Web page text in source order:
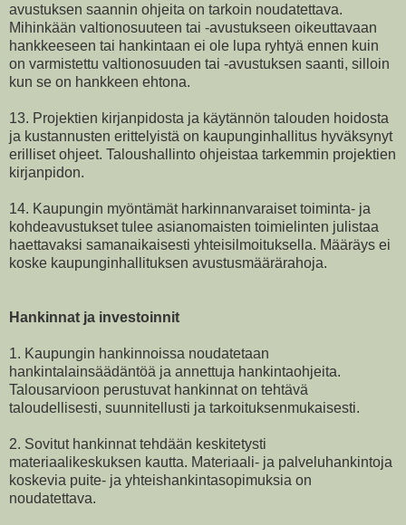
avustuksen saannin ohjeita on tarkoin noudatettava.
Mihinkään valtionosuuteen tai -avustukseen oikeuttavaan
hankkeeseen tai hankintaan ei ole lupa ryhtyä ennen kuin
on varmistettu valtionosuuden tai -avustuksen saanti, silloin
kun se on hankkeen ehtona.
13. Projektien kirjanpidosta ja käytännön talouden hoidosta
ja kustannusten erittelyistä on kaupunginhallitus hyväksynyt
erilliset ohjeet. Taloushallinto ohjeistaa tarkemmin projektien
kirjanpidon.
14. Kaupungin myöntämät harkinnanvaraiset toiminta- ja
kohdeavustukset tulee asianomaisten toimielinten julistaa
haettavaksi samanaikaisesti yhteisilmoituksella. Määräys ei
koske kaupunginhallituksen avustusmäärärahoja.
Hankinnat ja investoinnit
1. Kaupungin hankinnoissa noudatetaan
hankintalainsäädäntöä ja annettuja hankintaohjeita.
Talousarvioon perustuvat hankinnat on tehtävä
taloudellisesti, suunnitellusti ja tarkoituksenmukaisesti.
2. Sovitut hankinnat tehdään keskitetysti
materiaalikeskuksen kautta. Materiaali- ja palveluhankintoja
koskevia puite- ja yhteishankintasopimuksia on
noudatettava.